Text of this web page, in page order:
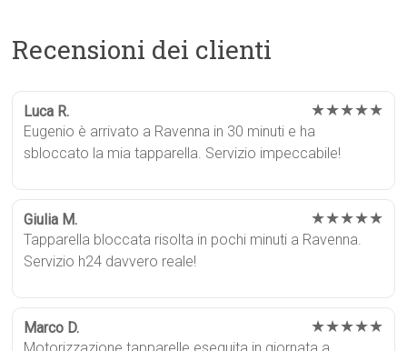
Recensioni dei clienti
Luca R. ★★★★★
Eugenio è arrivato a Ravenna in 30 minuti e ha
sbloccato la mia tapparella. Servizio impeccabile!
Giulia M. ★★★★★
Tapparella bloccata risolta in pochi minuti a Ravenna.
Servizio h24 davvero reale!
Marco D. ★★★★★
Motorizzazione tapparelle eseguita in giornata a